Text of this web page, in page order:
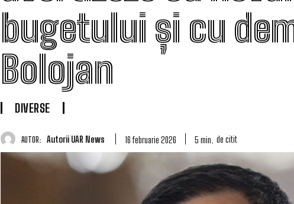
bugetului și cu
Bolojan
DIVERSE
AUTOR: Autorii UAR News 16 februarie 2026 5 min. de citit